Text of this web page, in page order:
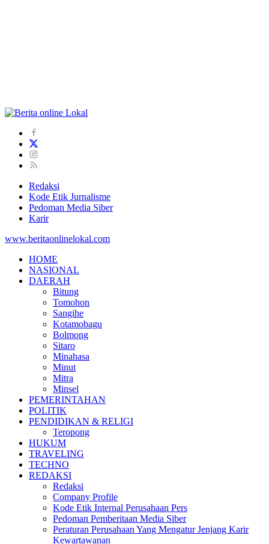
Redaksi
Kode Etik Jurnalisme
Pedoman Media Siber
Karir
www.beritaonlinelokal.com
HOME
NASIONAL
DAERAH
Bitung
Tomohon
Sangihe
Kotamobagu
Bolmong
Sitaro
Minahasa
Minut
Mitra
Minsel
PEMERINTAHAN
POLITIK
PENDIDIKAN & RELIGI
Teropong
HUKUM
TRAVELING
TECHNO
REDAKSI
Redaksi
Company Profile
Kode Etik Internal Perusahaan Pers
Pedoman Pemberitaan Media Siber
Peraturan Perusahaan Yang Mengatur Jenjang Karir
Kewartawanan